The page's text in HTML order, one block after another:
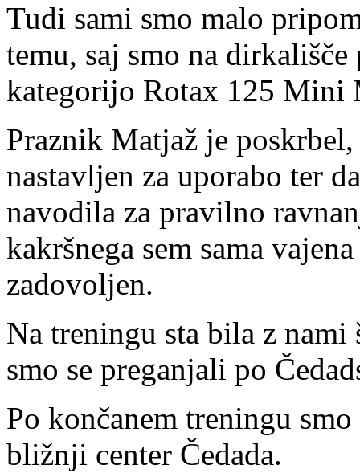
Tudi sami smo malo
temu, saj smo na
kategorijo Rotax 125 Mini
Praznik Matjaž je
nastavljen za uporabo ter
navodila za pravilno
kakršnega sem sama
zadovoljen.
Na treningu sta bila z
smo se preganjali po
Po končanem treningu
bližnji center Čedada.